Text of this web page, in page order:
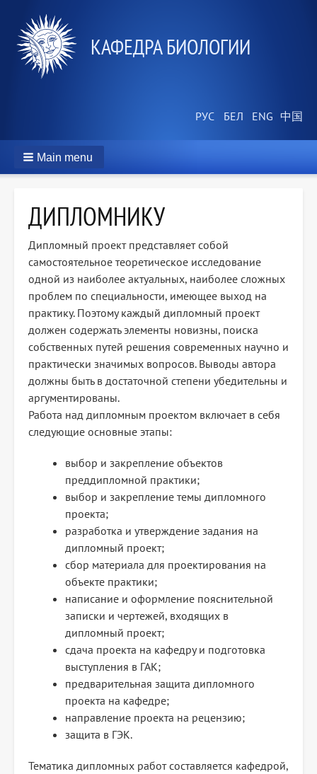
КАФЕДРА БИОЛОГИИ
Main menu
ДИПЛОМНИКУ
Дипломный проект представляет собой
самостоятельное теоретическое исследование
одной из наиболее актуальных, наиболее сложных
проблем по специальности, имеющее выход на
практику. Поэтому каждый дипломный проект
должен содержать элементы новизны, поиска
собственных путей решения современных научно и
практически значимых вопросов. Выводы автора
должны быть в достаточной степени убедительны и
аргументированы.
Работа над дипломным проектом включает в себя
следующие основные этапы:
выбор и закрепление объектов
преддипломной практики;
выбор и закрепление темы дипломного
проекта;
разработка и утверждение задания на
дипломный проект;
сбор материала для проектирования на
объекте практики;
написание и оформление пояснительной
записки и чертежей, входящих в
дипломный проект;
сдача проекта на кафедру и подготовка
выступления в ГАК;
предварительная защита дипломного
проекта на кафедре;
направление проекта на рецензию;
защита в ГЭК.
Тематика дипломных работ составляется кафедрой,